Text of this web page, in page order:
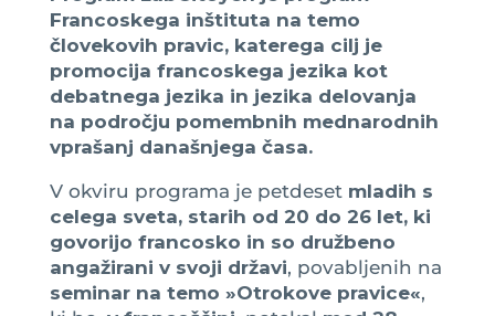
Francoskega inštituta na temo
človekovih pravic, katerega cilj je
promocija francoskega jezika kot
debatnega jezika in jezika delovanja
na področju pomembnih mednarodnih
vprašanj današnjega časa.
V okviru programa je petdeset mladih s
celega sveta, starih od 20 do 26 let, ki
govorijo francosko in so družbeno
angažirani v svoji državi, povabljenih na
seminar na temo »Otrokove pravice«,